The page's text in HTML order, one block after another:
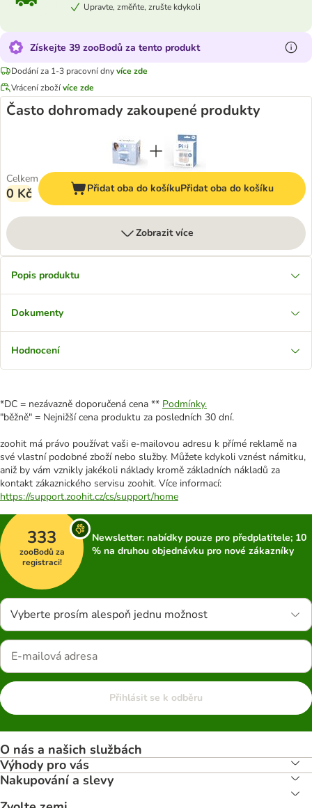
Upravte, změňte, zrušte kdykoli
Získejte 39 zooBodů za tento produkt
Dodání za 1-3 pracovní dnyvíce zde
Vrácení zbožívíce zde
Často dohromady zakoupené produkty
Celkem
0 Kč Přidat oba do košíkuPřidat oba do košíku
Zobrazit více
Popis produktu
Dokumenty
Hodnocení
*DC = nezávazně doporučená cena ** Podmínky.
"běžně" = Nejnižší cena produktu za posledních 30 dní.
zoohit má právo používat vaši e-mailovou adresu k přímé reklamě na
své vlastní podobné zboží nebo služby. Můžete kdykoli vznést námitku,
aniž by vám vznikly jakékoli náklady kromě základních nákladů za
kontakt zákaznického servisu zoohit. Více informací:
https://support.zoohit.cz/cs/support/home
333
zooBodů za
registraci!
Newsletter: nabídky pouze pro předplatitele; 10
% na druhou objednávku pro nové zákazníky
Vyberte prosím alespoň jednu možnost
Přihlásit se k odběru
O nás a našich službách
Výhody pro vás
Nakupování a slevy